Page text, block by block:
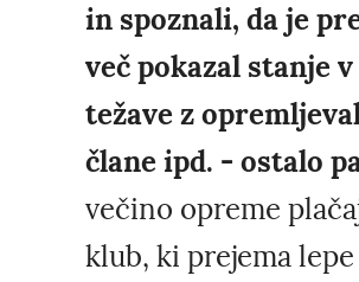
in spoznali, da je
več pokazal stanje
težave z
člane ipd. - ostalo
večino opreme
klub, ki prejema